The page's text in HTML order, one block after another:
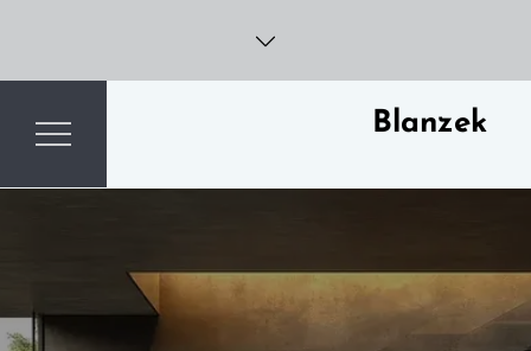
content
Blanzek